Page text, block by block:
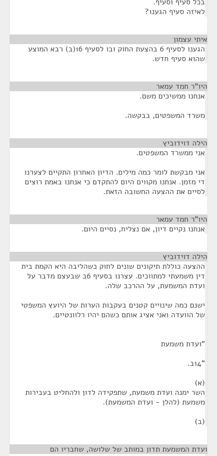
לאיזה סעיף הגענו?
איתי עצמון
הגענו לסעיף 6 בהצעת החוק ובו לסעיף 16(ב) רבא המוצע
שהוא סעיף חדש.
היו"ר חמד עמאר
אנחנו ממשיכים משם.
משרד המשפטים, בבקשה.
הילה דוידוביץ
אני ממשרד המשפטים.
אני מבקשת לומר כמה מילים. הדיון האחרון התקיים לצערנו
די מזמן. אנחנו מקווים היום להתקדם כי אנחנו באמת רוצים
לסיים את ההצעה החשובה הזאת.
היו"ר חמד עמאר
אנחנו נקיים דיון, אם נצליח, נסיים היום.
הילה דוידוביץ
ההצעה כוללת תיקונים שונים לחוק כשהליבה היא הקמת בית
דין משמעתי למתווכים. עצרנו בסעיף 6ב שבעצם מדבר על
ועדת המשמעת, על ההרכב שלה.
ישנם כמה שינויים קטנים בעקבות הערות של היועץ המשפטי
של הוועדה ואני אציג אותם כשהם יהיו רלוונטיים.
"ועדת משמעת
"14ב.
(א)
השר ימנה ועדת משמעת, שתפקידה לדון ולהחליט בעבירות
משמעת (להלן - ועדת המשמעת).
(ב)
ועדת המשמעת תדון במותב של שלושה, שחבריו הם